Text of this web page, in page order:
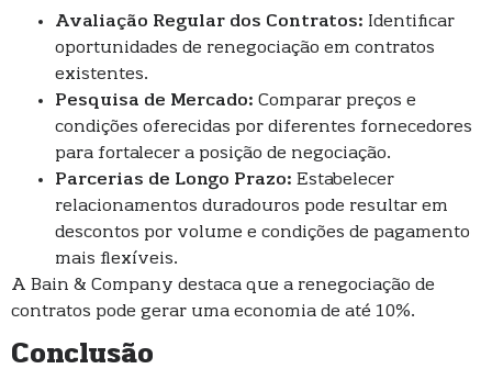
Avaliação Regular dos Contratos: Identificar
oportunidades de renegociação em contratos
existentes.
Pesquisa de Mercado: Comparar preços e
condições oferecidas por diferentes fornecedores
para fortalecer a posição de negociação.
Parcerias de Longo Prazo: Estabelecer
relacionamentos duradouros pode resultar em
descontos por volume e condições de pagamento
mais flexíveis.
A Bain & Company destaca que a renegociação de
contratos pode gerar uma economia de até 10%.
Conclusão